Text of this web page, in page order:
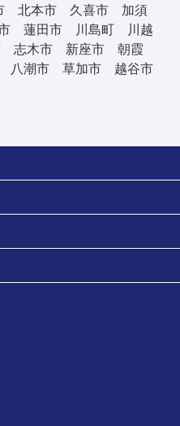
北本市 久喜市 加須
蓮田市 川島町 川越
志木市 新座市 朝霞
潮市 草加市 越谷市